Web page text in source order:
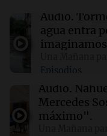
este domingo
00:16 Clima
domingo 9 de
00:10 Clima
Clima en
Audio.
agua entra
Episodios
Audio.
Mercedes
máximo".